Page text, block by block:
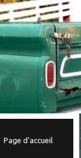
Page d'accueil